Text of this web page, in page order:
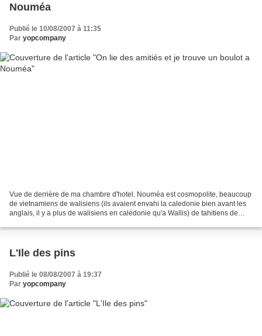
Nouméa
Publié le 10/08/2007 à 11:35
Par yopcompany
Vue de derrière de ma chambre d'hotel. Nouméa est cosmopolite, beaucoup
de vietnamiens de walisiens (ils avaient envahi la caledonie bien avant les
anglais, il y a plus de walisiens en calédonie qu'a Wallis) de tahitiens de
L'Ile des pins
Publié le 08/08/2007 à 19:37
Par yopcompany